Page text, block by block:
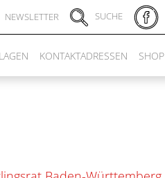
NEWSLETTER SUCHE
KONTAKTADRESSEN SHOP